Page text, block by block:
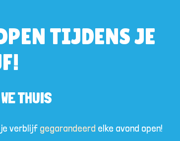
TIJDENS JE
THUIS
je verblijf gegarandeerd elke avond open!